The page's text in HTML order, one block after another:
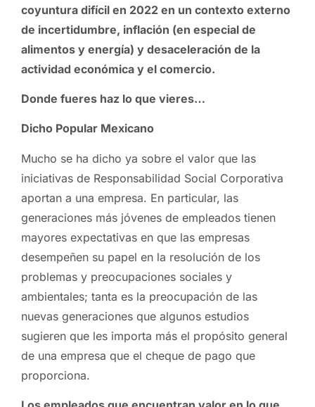
coyuntura difícil en 2022 en un contexto externo
de incertidumbre, inflación (en especial de
alimentos y energía) y desaceleración de la
actividad económica y el comercio.
Donde fueres haz lo que vieres…
Dicho Popular Mexicano
Mucho se ha dicho ya sobre el valor que las
iniciativas de Responsabilidad Social Corporativa
aportan a una empresa. En particular, las
generaciones más jóvenes de empleados tienen
mayores expectativas en que las empresas
desempeñen su papel en la resolución de los
problemas y preocupaciones sociales y
ambientales; tanta es la preocupación de las
nuevas generaciones que algunos estudios
sugieren que les importa más el propósito general
de una empresa que el cheque de pago que
proporciona.